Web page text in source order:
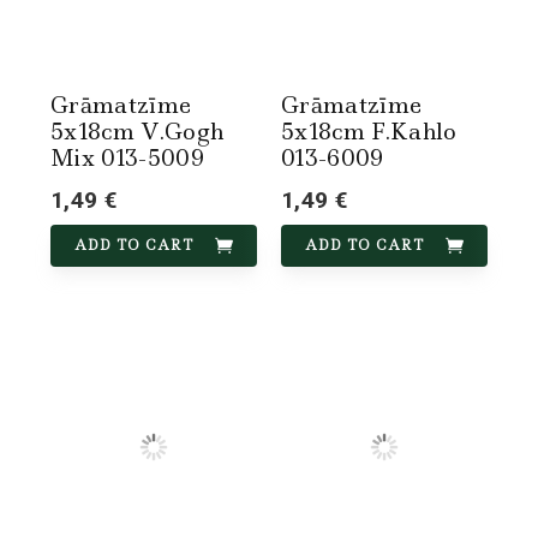
Grāmatzīme
5x18cm V.Gogh
Mix 013-5009
1,49 €
ADD TO CART
Grāmatzīme
5x18cm F.Kahlo
013-6009
1,49 €
ADD TO CART